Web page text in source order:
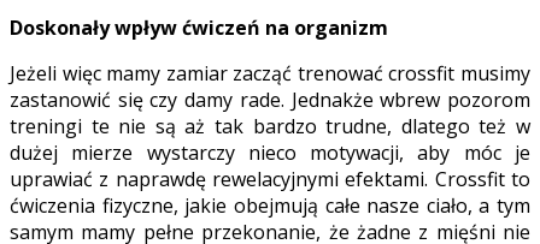
Doskonały wpływ ćwiczeń na organizm
Jeżeli więc mamy zamiar zacząć trenować crossfit musimy
zastanowić się czy damy rade. Jednakże wbrew pozorom
treningi te nie są aż tak bardzo trudne, dlatego też w
dużej mierze wystarczy nieco motywacji, aby móc je
uprawiać z naprawdę rewelacyjnymi efektami. Crossfit to
ćwiczenia fizyczne, jakie obejmują całe nasze ciało, a tym
samym mamy pełne przekonanie, że żadne z mięśni nie